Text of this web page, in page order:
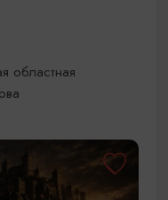
областная